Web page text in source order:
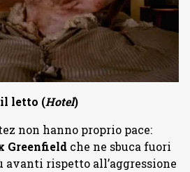
il letto (Hotel)
non hanno proprio pace:
Greenfield che ne sbuca fuori
avanti rispetto all’aggressione